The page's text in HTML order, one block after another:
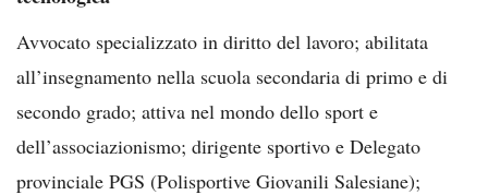
Avvocato specializzato in diritto del lavoro; abilitata
all’insegnamento nella scuola secondaria di primo e di
secondo grado; attiva nel mondo dello sport e
dell’associazionismo; dirigente sportivo e Delegato
provinciale PGS (Polisportive Giovanili Salesiane);